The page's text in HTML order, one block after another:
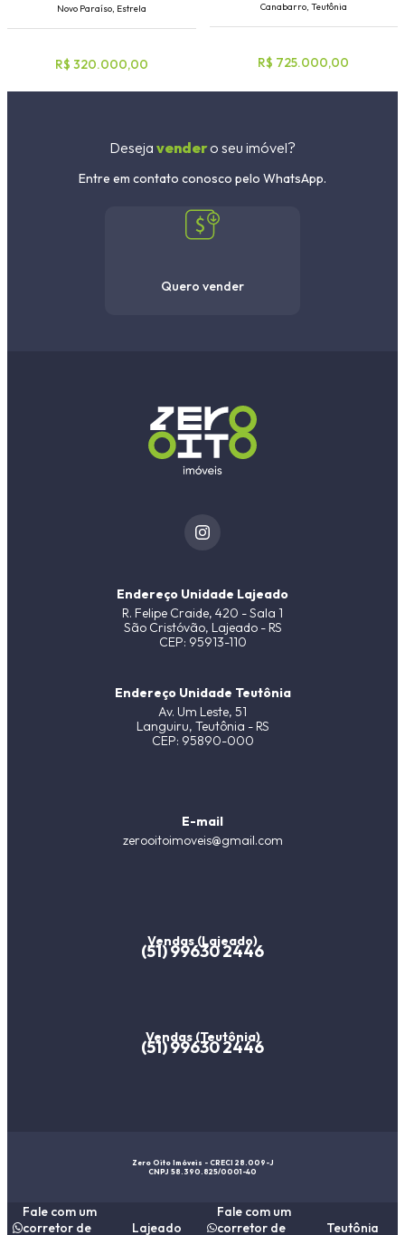
Novo Paraíso, Estrela
R$ 320.000,00
Canabarro, Teutônia
R$ 725.000,00
Fale com um
corretor de
Lajeado
Fale com um
corretor de
Teutônia
Deseja vendero seu imóvel?
Entre em contato conosco pelo WhatsApp.
Quero vender
Endereço Unidade Lajeado
R. Felipe Craide, 420 - Sala 1
São Cristóvão, Lajeado - RS
CEP: 95913-110
Endereço Unidade Teutônia
Av. Um Leste, 51
Languiru, Teutônia - RS
CEP: 95890-000
E-mail
zerooitoimoveis@gmail.com
Vendas (Lajeado)
(51) 99630 2446
Vendas (Teutônia)
(51) 99630 2446
Zero Oito Imóveis - CRECI 28.009-J
CNPJ 58.390.825/0001-40